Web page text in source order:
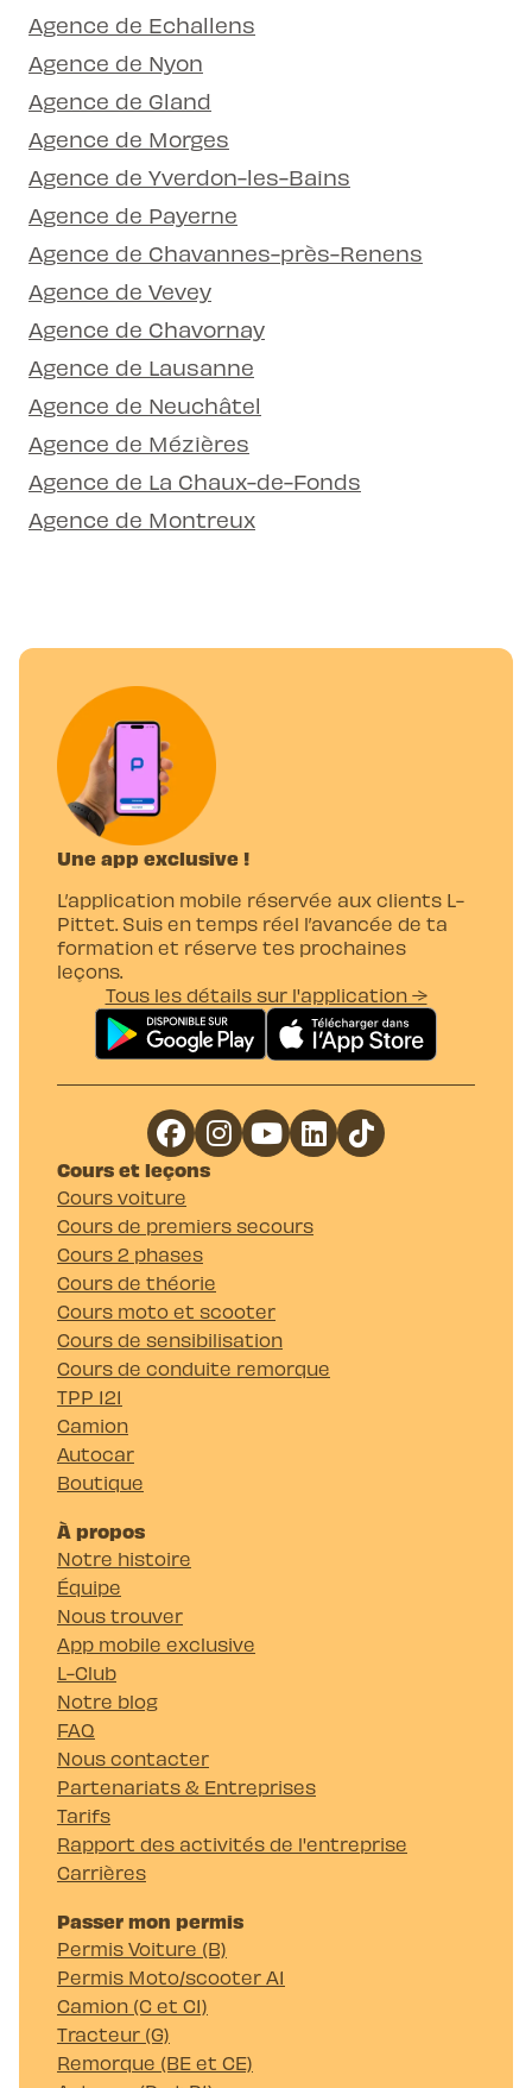
Agence de Echallens
Agence de Nyon
Agence de Gland
Agence de Morges
Agence de Yverdon-les-Bains
Agence de Payerne
Agence de Chavannes-près-Renens
Agence de Vevey
Agence de Chavornay
Agence de Lausanne
Agence de Neuchâtel
Agence de Mézières
Agence de La Chaux-de-Fonds
Agence de Montreux
Une app exclusive !
L’application mobile réservée aux clients L-
Pittet. Suis en temps réel l’avancée de ta
formation et réserve tes prochaines
leçons.
Tous les détails sur l'application →
Cours et leçons
Cours voiture
Cours de premiers secours
Cours 2 phases
Cours de théorie
Cours moto et scooter
Cours de sensibilisation
Cours de conduite remorque
TPP 121
Camion
Autocar
Boutique
À propos
Notre histoire
Équipe
Nous trouver
App mobile exclusive
L-Club
Notre blog
FAQ
Nous contacter
Partenariats & Entreprises
Tarifs
Rapport des activités de l'entreprise
Carrières
Passer mon permis
Permis Voiture (B)
Permis Moto/scooter A1
Camion (C et C1)
Tracteur (G)
Remorque (BE et CE)